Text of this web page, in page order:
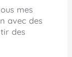
mes
avec des
des